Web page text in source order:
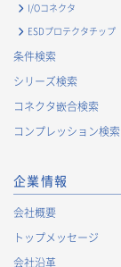
・
契約の履
・
当社事
・
官公庁・
採用応募者に
・
採用選考
I/Oコネクタ
ESDプロテクタチップ
条件検索
シリーズ検索
コネクタ嵌合検索
コンプレッション検索
企業情報
会社概要
トップメッセージ
会社沿革